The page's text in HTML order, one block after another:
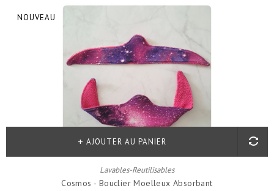
NOUVEAU
Lavables-Reutilisables
Cosmos - Bouclier Moelleux Absorbant
AJOUTER AU PANIER